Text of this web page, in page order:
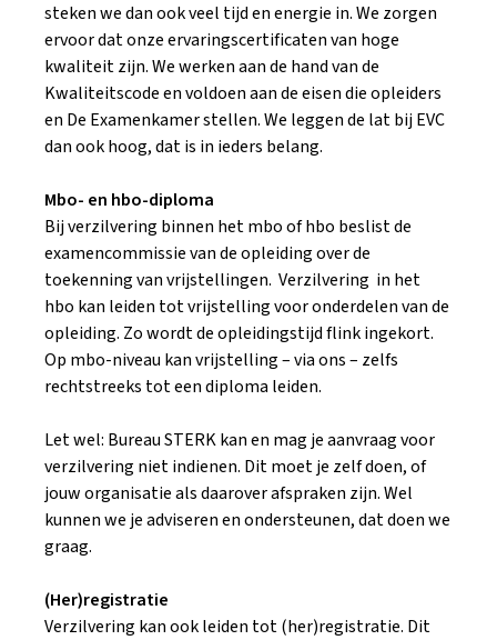
steken we dan ook veel tijd en energie in. We zorgen
ervoor dat onze ervaringscertificaten van hoge
kwaliteit zijn. We werken aan de hand van de
Kwaliteitscode en voldoen aan de eisen die opleiders
en De Examenkamer stellen. We leggen de lat bij EVC
dan ook hoog, dat is in ieders belang.
Mbo- en hbo-diploma
Bij verzilvering binnen het mbo of hbo beslist de
examencommissie van de opleiding over de
toekenning van vrijstellingen. Verzilvering in het
hbo kan leiden tot vrijstelling voor onderdelen van de
opleiding. Zo wordt de opleidingstijd flink ingekort.
Op mbo-niveau kan vrijstelling – via ons – zelfs
rechtstreeks tot een diploma leiden.
Let wel: Bureau STERK kan en mag je aanvraag voor
verzilvering niet indienen. Dit moet je zelf doen, of
jouw organisatie als daarover afspraken zijn. Wel
kunnen we je adviseren en ondersteunen, dat doen we
graag.
(Her)registratie
Verzilvering kan ook leiden tot (her)registratie. Dit